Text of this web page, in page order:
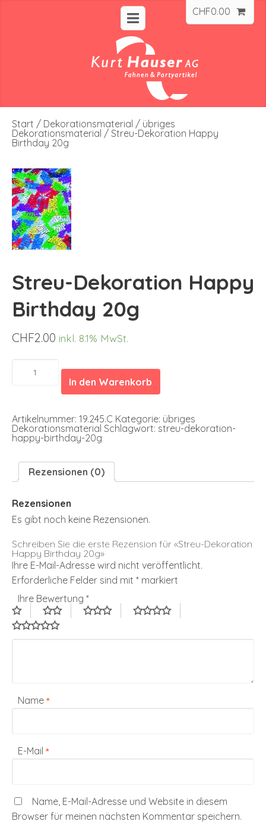
CHF0.00
Start / Dekorationsmaterial / übriges
Dekorationsmaterial / Streu-Dekoration Happy
Birthday 20g
Streu-Dekoration Happy
Birthday 20g
CHF2.00 inkl. 8.1% MwSt.
Streu-
Dekoration
Happy
In den Warenkorb
Artikelnummer: 19.245.C Kategorie: übriges
Dekorationsmaterial Schlagwort: streu-dekoration-
happy-birthday-20g
Rezensionen (0)
Rezensionen
Es gibt noch keine Rezensionen.
Schreiben Sie die erste Rezension für «Streu-Dekoration
Happy Birthday 20g»
Ihre E-Mail-Adresse wird nicht veröffentlicht.
Erforderliche Felder sind mit * markiert
Ihre Bewertung *
Name *
E-Mail *
Name, E-Mail-Adresse und Website in diesem
Browser für meinen nächsten Kommentar speichern.